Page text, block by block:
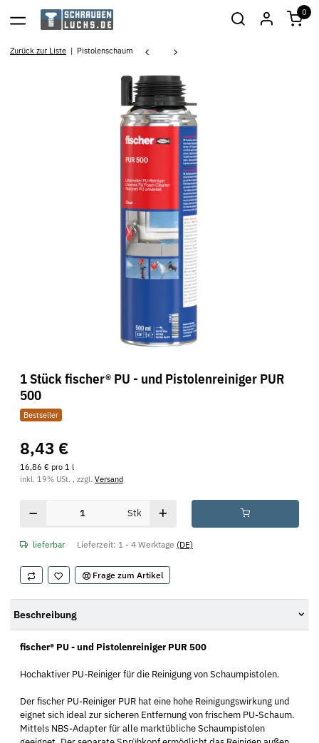
0
Zurück zur Liste Pistolenschaum
1 Stück fischer® PU - und Pistolenreiniger PUR
500
Bestseller
8,43 €
16,86 € pro 1 l
inkl. 19% USt. , zzgl. Versand
Stk
lieferbar Lieferzeit: 1 - 4 Werktage (DE)
Frage zum Artikel
Beschreibung
fischer® PU - und Pistolenreiniger PUR 500
Hochaktiver PU-Reiniger für die Reinigung von Schaumpistolen.
Der fischer PU-Reiniger PUR hat eine hohe Reinigungswirkung und
eignet sich ideal zur sicheren Entfernung von frischem PU-Schaum.
Mittels NBS-Adapter für alle marktübliche Schaumpistolen